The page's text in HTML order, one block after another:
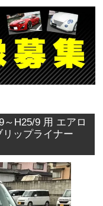
H25/9 用 エアロ
リップライナー